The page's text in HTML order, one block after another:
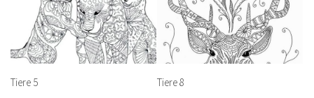
Tiere 5 Tiere 8